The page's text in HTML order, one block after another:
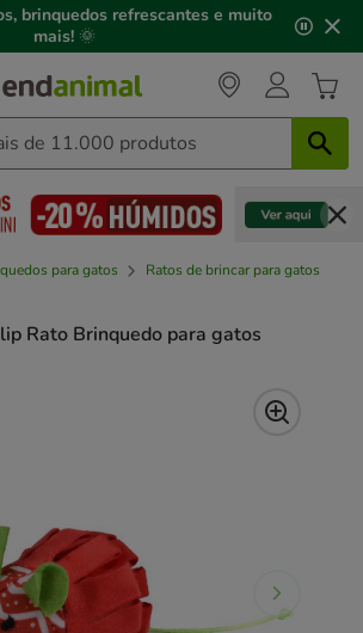
brinquedos refrescantes e muito
mais! 🌞
para gatos Ratos de brincar para gatos
Rato Brinquedo para gatos